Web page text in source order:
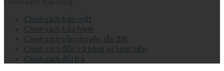
Chính sách bảo mật
Chính sách bảo hành
Chính sách vận chuyển, lắp đặt
Chính sách đổi/trả hàng và hoàn tiền
Chính sách đổi trả